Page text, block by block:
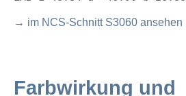
→ im NCS-Schnitt S3060 ansehen
Farbwirkung und